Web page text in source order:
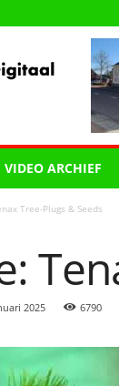
VIDEO ARCHIEF
Tree-Plugs & Seeds
2025 6790